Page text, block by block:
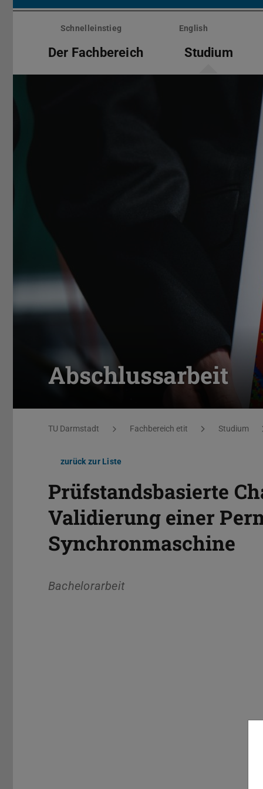
Menü
überspringenSchnelleinstieg English
Der Fachbereich Studium
Abschlussarbeit
Sie befinden sich hier:
TU Darmstadt Fachbereich etit Studium
zurück zur Liste
Prüfstandsbasierte
Validierung einer
Synchronmaschine
Bachelorarbeit